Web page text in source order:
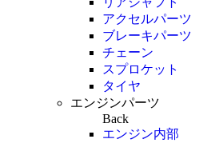
アクセルパーツ
ブレーキパーツ
チェーン
スプロケット
タイヤ
エンジンパーツ
Back
エンジン内部